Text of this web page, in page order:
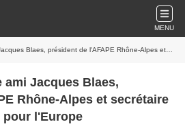
MENU
de l'AFAPE Rhône-Alpes et secrétaire général de la FAFA pour l'Europe
ami Jacques Blaes,
Rhône-Alpes et secrétaire
pour l'Europe